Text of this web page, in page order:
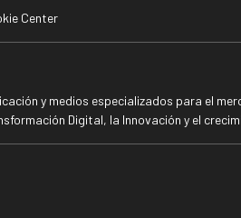
Center
y medios especializados para el
Digital, la Innovación y el